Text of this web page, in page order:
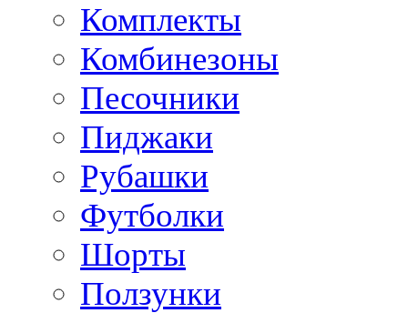
Комплекты
Комбинезоны
Песочники
Пиджаки
Рубашки
Футболки
Шорты
Ползунки